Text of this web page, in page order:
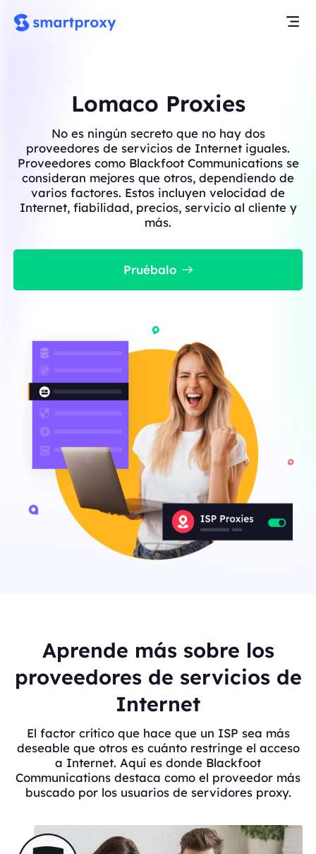
Lomaco Proxies
No es ningún secreto que no hay dos
proveedores de servicios de Internet iguales.
Proveedores como Blackfoot Communications se
consideran mejores que otros, dependiendo de
varios factores. Estos incluyen velocidad de
Internet, fiabilidad, precios, servicio al cliente y
más.
Pruébalo
Aprende más sobre los
proveedores de servicios de
Internet
El factor crítico que hace que un ISP sea más
deseable que otros es cuánto restringe el acceso
a Internet. Aquí es donde Blackfoot
Communications destaca como el proveedor más
buscado por los usuarios de servidores proxy.